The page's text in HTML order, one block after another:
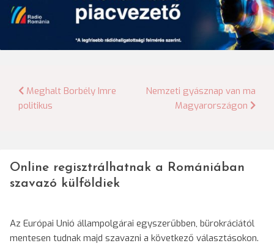
Bejegyzés
navigáció
Meghalt Borbély Imre
politikus
Nemzeti gyásznap van ma
Magyarországon
Online regisztrálhatnak a Romániában
szavazó külföldiek
Az Európai Unió állampolgárai egyszerűbben, bürokráciától
mentesen tudnak majd szavazni a következő választásokon.